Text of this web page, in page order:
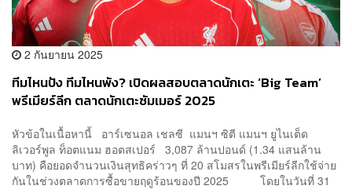
2 กันยายน 2025
ทีมไหนปัง ทีมไหนพัง? เปิดผลสอบตลาดนักเตะ ‘Big Team’
พรีเมียร์ลีก ตลาดนักเตะซัมเมอร์ 2025
หัวข้อในเนื้อหานี้ อาร์เซนอล เชลซี แมนฯ ซิตี แมนฯ ยูไนเต็ด
ลิเวอร์พูล ท็อตแนม ฮอตสเปอร์ 3,087 ล้านปอนด์ (1.34 แสนล้าน
บาท) คือยอดจำนวนเงินสุทธิคร่าวๆ ที่ 20 สโมสรในพรีเมียร์ลีกใช้จ่าย
กันในช่วงตลาดการซื้อขายฤดูร้อนของปี 2025 โดยในวันที่ 31